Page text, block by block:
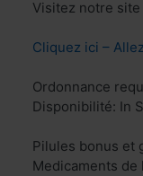
Visitez notre
Cliquez ici –
Ordonnance
Disponibilité: In
Pilules bonus et
Medicaments